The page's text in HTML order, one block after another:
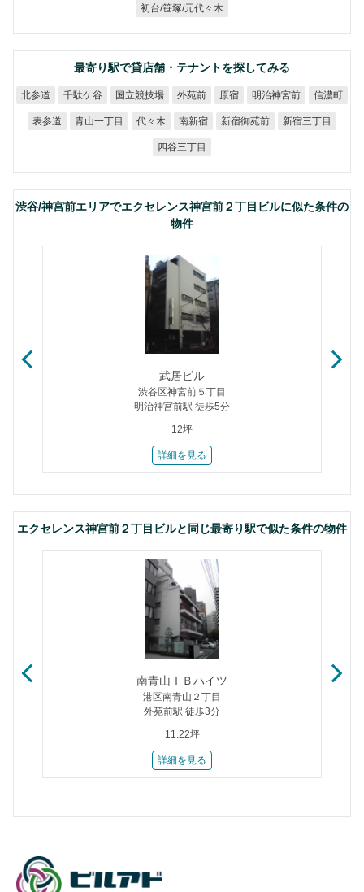
初台/笹塚/元代々木
最寄り駅で貸店舗・テナントを探してみる
北参道 千駄ケ谷 国立競技場 外苑前 原宿 明治神宮前 信濃町
表参道 青山一丁目 代々木 南新宿 新宿御苑前 新宿三丁目
四谷三丁目
渋谷/神宮前エリアでエクセレンス神宮前２丁目ビルに似た条件の
物件
武居ビル
渋谷区神宮前５丁目
明治神宮前駅 徒歩5分
12坪
詳細を見る
エクセレンス神宮前２丁目ビルと同じ最寄り駅で似た条件の物件
南青山ＩＢハイツ
港区南青山２丁目
外苑前駅 徒歩3分
11.22坪
詳細を見る